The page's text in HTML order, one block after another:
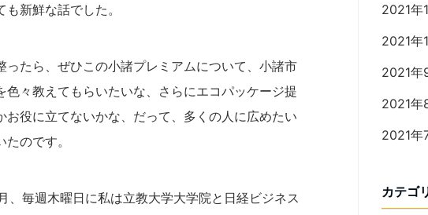
新鮮な話でした。
たら、ぜひこの小諸プレミアムについて、小諸市
々教えてもらいたいな、さらにエコパッケージ提
役に立てないかな、だって、多くの人に広めたい
のです。
、毎週木曜日に私は立教大学大学院と日経ビジネス
2021年
2021年
2021年
2021年
2021年
カテゴ